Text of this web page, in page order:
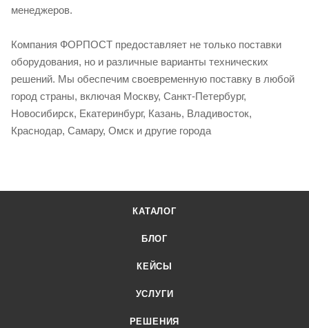
менеджеров.
Компания ФОРПОСТ предоставляет не только поставки
оборудования, но и различные варианты технических
решений. Мы обеспечим своевременную поставку в любой
город страны, включая Москву, Санкт-Петербург,
Новосибирск, Екатеринбург, Казань, Владивосток,
Краснодар, Самару, Омск и другие города
КАТАЛОГ
БЛОГ
КЕЙСЫ
УСЛУГИ
РЕШЕНИЯ